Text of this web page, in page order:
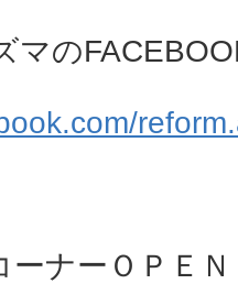
マの
ーナーＯＰＥ